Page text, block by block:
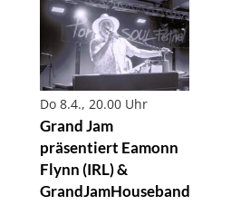
Do 8.4., 20.00 Uhr
Grand Jam
präsentiert Eamonn
Flynn (IRL) &
GrandJamHouseband